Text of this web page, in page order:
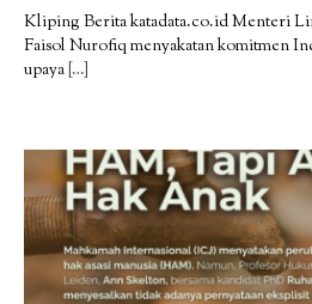
Kliping Berita katadata.co.id Menteri
Faisol Nurofiq menyakatan komitmen
upaya […]